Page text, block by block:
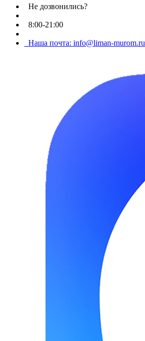
Не дозвонились?
8:00-21:00
Наша почта: info@liman-murom.ru